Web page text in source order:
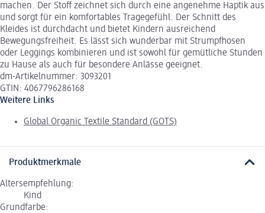
machen. Der Stoff zeichnet sich durch eine angenehme Haptik aus
und sorgt für ein komfortables Tragegefühl. Der Schnitt des
Kleides ist durchdacht und bietet Kindern ausreichend
Bewegungsfreiheit. Es lässt sich wunderbar mit Strumpfhosen
oder Leggings kombinieren und ist sowohl für gemütliche Stunden
zu Hause als auch für besondere Anlässe geeignet.
dm-Artikelnummer: 3093201
GTIN: 4067796286168
Weitere Links
Global Organic Textile Standard (GOTS)
Produktmerkmale
Altersempfehlung:
Kind
Grundfarbe: